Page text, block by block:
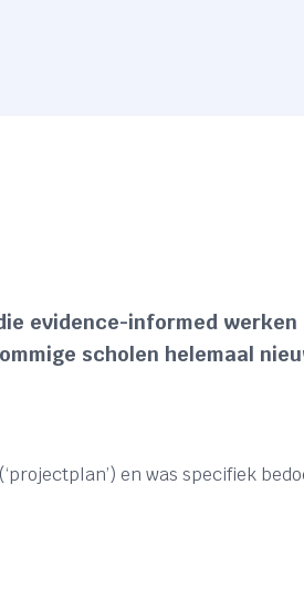
evidence-informed
scholen helemaal
en was specifiek